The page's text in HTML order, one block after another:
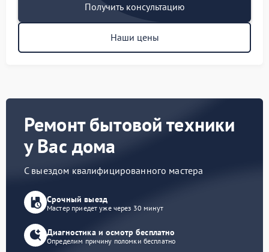
Получить консультацию
Наши цены
Ремонт бытовой техники
у Вас дома
С выездом квалифицированного мастера
Срочный выезд
Мастер приедет уже через 30 минут
Диагностика и осмотр бесплатно
Определим причину поломки бесплатно